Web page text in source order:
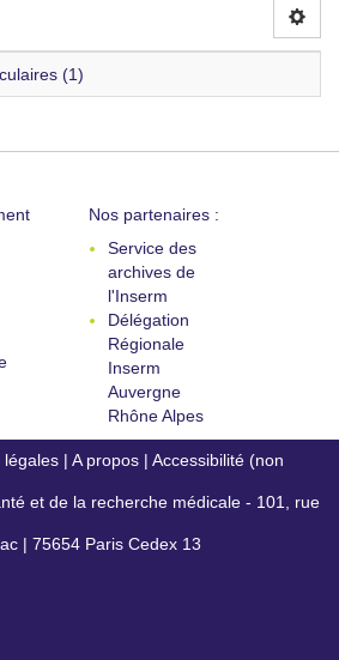
(1)
Nos partenaires :
Service des
archives de
l'Inserm
Délégation
Régionale
Inserm
Auvergne
Rhône Alpes
légales | A propos | Accessibilité (non
conforme)
et de la recherche médicale - 101, rue
| 75654 Paris Cedex 13